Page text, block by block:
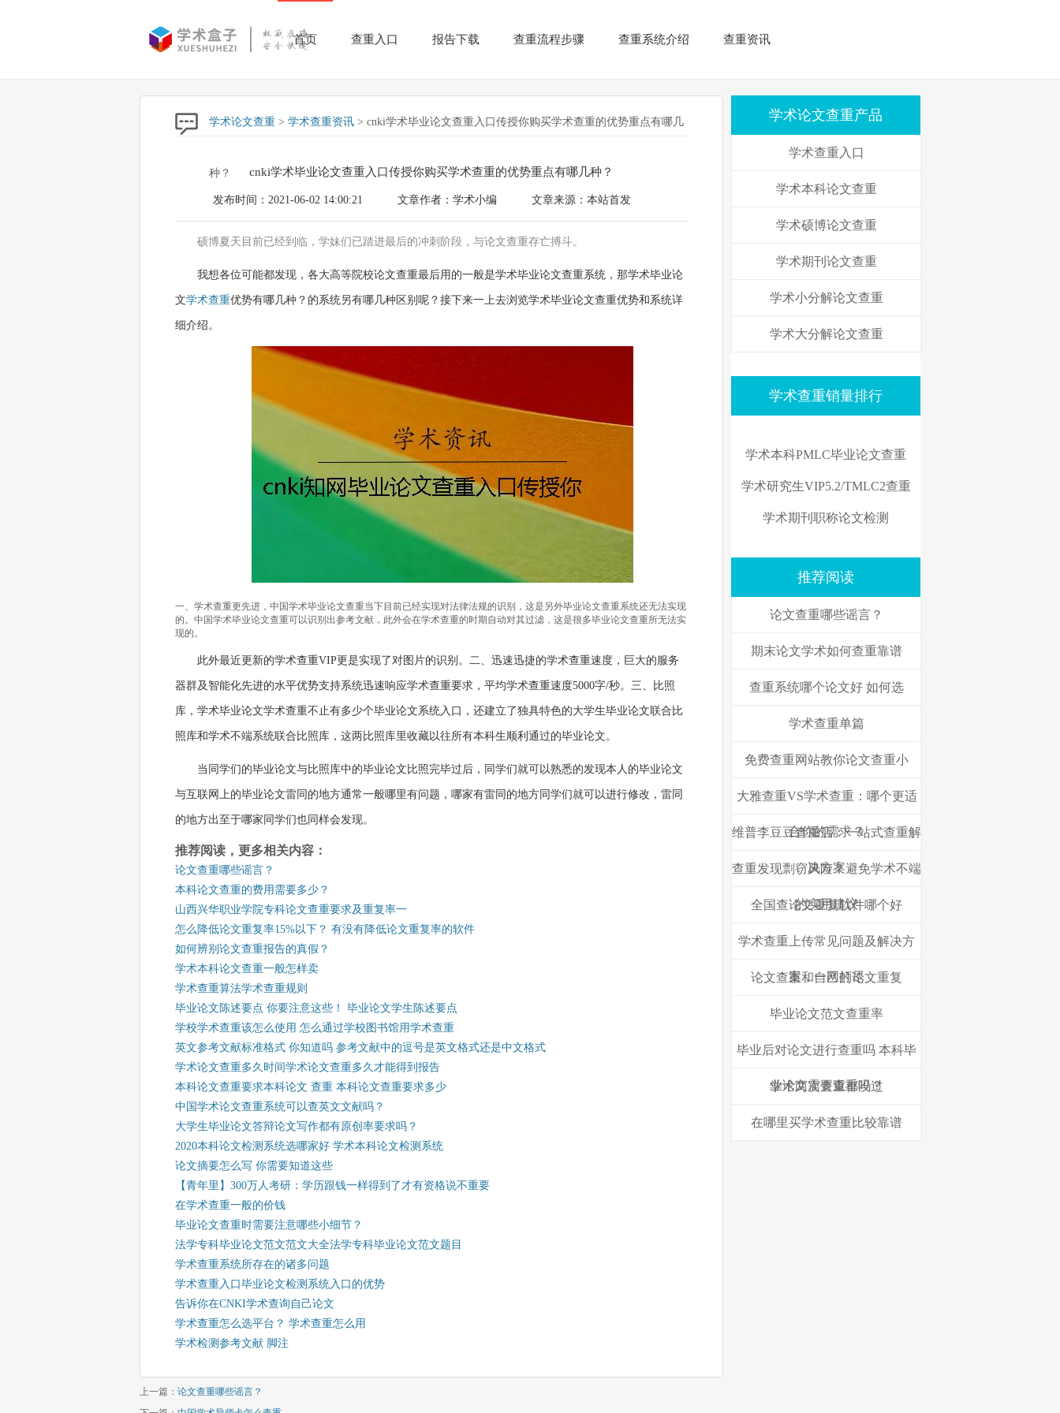
首页 查重入口 报告下载 查重流程步骤 查重系统介绍 查重资讯
学术论文查重 > 学术查重资讯 > cnki学术毕业论文查重入口传授你购买学术查重的优势重点有哪几
种？ cnki学术毕业论文查重入口传授你购买学术查重的优势重点有哪几种？
发布时间：2021-06-02 14:00:21 文章作者：学术小编 文章来源：本站首发
硕博夏天目前已经到临，学妹们已踏进最后的冲刺阶段，与论文查重存亡搏斗。
我想各位可能都发现，各大高等院校论文查重最后用的一般是学术毕业论文查重系统，那学术毕业论
文学术查重优势有哪几种？的系统另有哪几种区别呢？接下来一上去浏览学术毕业论文查重优势和系统详
细介绍。
一、学术查重更先进，中国学术毕业论文查重当下目前已经实现对法律法规的识别，这是另外毕业论文查重系统还无法实现
的。中国学术毕业论文查重可以识别出参考文献，此外会在学术查重的时期自动对其过滤，这是很多毕业论文查重所无法实
现的。
此外最近更新的学术查重VIP更是实现了对图片的识别。二、迅速迅捷的学术查重速度，巨大的服务
器群及智能化先进的水平优势支持系统迅速响应学术查重要求，平均学术查重速度5000字/秒。三、比照
库，学术毕业论文学术查重不止有多少个毕业论文系统入口，还建立了独具特色的大学生毕业论文联合比
照库和学术不端系统联合比照库，这两比照库里收藏以往所有本科生顺利通过的毕业论文。
当同学们的毕业论文与比照库中的毕业论文比照完毕过后，同学们就可以熟悉的发现本人的毕业论文
与互联网上的毕业论文雷同的地方通常一般哪里有问题，哪家有雷同的地方同学们就可以进行修改，雷同
的地方出至于哪家同学们也同样会发现。
推荐阅读，更多相关内容：
论文查重哪些谣言？
本科论文查重的费用需要多少？
山西兴华职业学院专科论文查重要求及重复率一
怎么降低论文重复率15%以下？ 有没有降低论文重复率的软件
如何辨别论文查重报告的真假？
学术本科论文查重一般怎样卖
学术查重算法学术查重规则
毕业论文陈述要点 你要注意这些！ 毕业论文学生陈述要点
学校学术查重该怎么使用 怎么通过学校图书馆用学术查重
英文参考文献标准格式 你知道吗 参考文献中的逗号是英文格式还是中文格式
学术论文查重多久时间学术论文查重多久才能得到报告
本科论文查重要求本科论文 查重 本科论文查重要求多少
中国学术论文查重系统可以查英文文献吗？
大学生毕业论文答辩论文写作都有原创率要求吗？
2020本科论文检测系统选哪家好 学术本科论文检测系统
论文摘要怎么写 你需要知道这些
【青年里】300万人考研：学历跟钱一样得到了才有资格说不重要
在学术查重一般的价钱
毕业论文查重时需要注意哪些小细节？
法学专科毕业论文范文范文大全法学专科毕业论文范文题目
学术查重系统所存在的诸多问题
学术查重入口毕业论文检测系统入口的优势
告诉你在CNKI学术查询自己论文
学术查重怎么选平台？ 学术查重怎么用
学术检测参考文献 脚注
上一篇： 论文查重哪些谣言？
学术论文查重产品
学术查重入口
学术本科论文查重
学术硕博论文查重
学术期刊论文查重
学术小分解论文查重
学术大分解论文查重
学术查重销量排行
学术本科PMLC毕业论文查重
学术研究生VIP5.2/TMLC2查重
学术期刊职称论文检测
推荐阅读
论文查重哪些谣言？
期末论文学术如何查重靠谱
查重系统哪个论文好 如何选
学术查重单篇
免费查重网站教你论文查重小
大雅查重VS学术查重：哪个更适
合你的需求？
维普李豆豆查重店：一站式查重解
决方案
查重发现剽窃风险？避免学术不端
的实用建议
全国查论文重复软件哪个好
学术查重上传常见问题及解决方
案，一网打尽
论文查重和自己的论文重复
毕业论文范文查重率
毕业后对论文进行查重吗 本科毕
业论文需要查重吗？
学术两次查重都没过
在哪里买学术查重比较靠谱